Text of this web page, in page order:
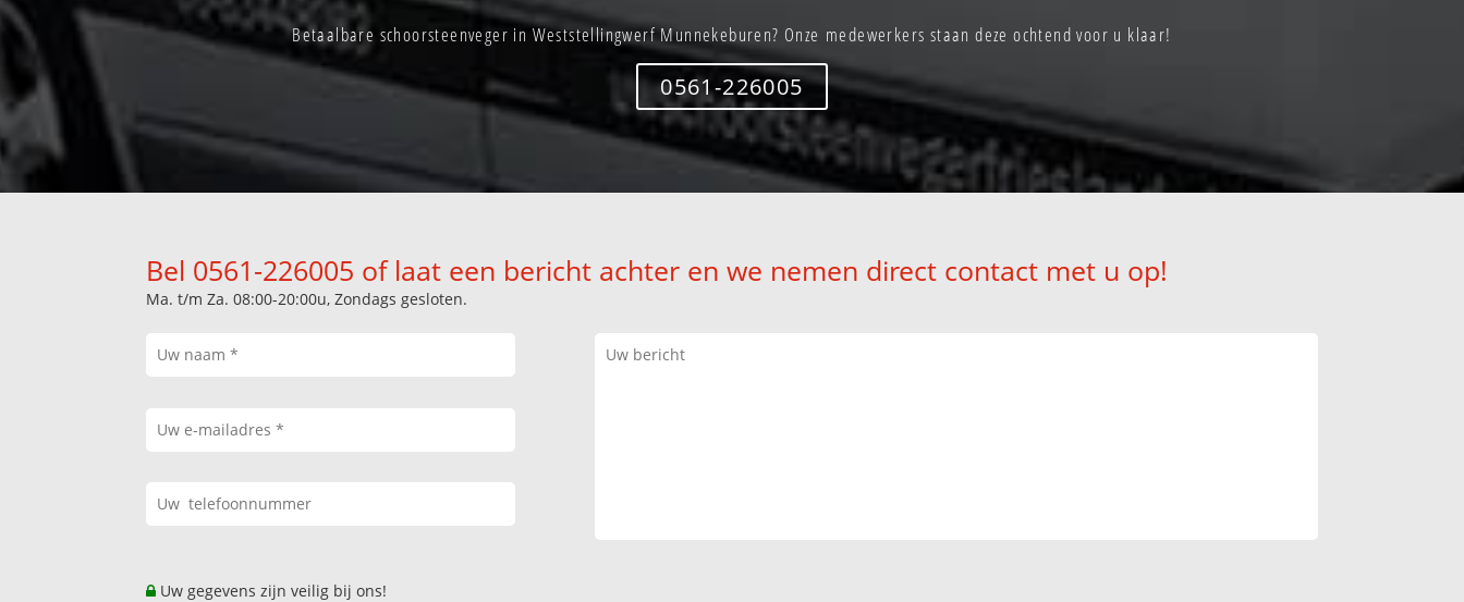
Betaalbare schoorsteenveger in Weststellingwerf Munnekeburen? Onze medewerkers staan deze ochtend voor u klaar!
0561-226005
Bel 0561-226005 of laat een bericht achter en we nemen direct contact met u op!
Ma. t/m Za. 08:00-20:00u, Zondags gesloten.
Uw gegevens zijn veilig bij ons!